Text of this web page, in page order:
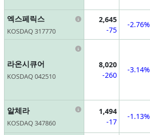
엑스페릭스
KOSDAQ 317770
Information
2,645
-75
-2.76%
라온시큐어
KOSDAQ 042510
Information
8,020
-260
-3.14%
알체라
KOSDAQ 347860
Information
1,494
-17
-1.13%